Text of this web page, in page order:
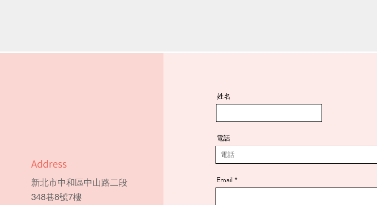
Address
新北市中和區中山路二段
348巷8號7樓
姓名
電話
Email